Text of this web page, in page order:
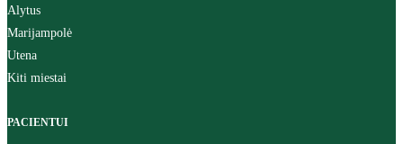
Alytus
Marijampolė
Utena
Kiti miestai
PACIENTUI